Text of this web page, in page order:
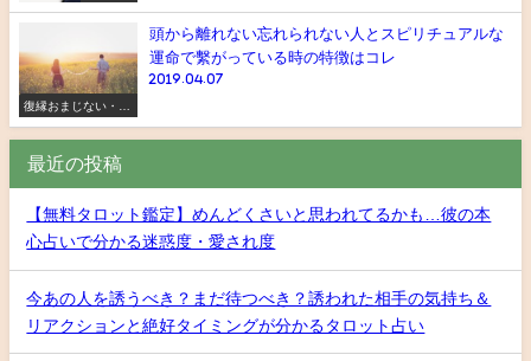
復縁おまじない・ス
ピリチュアル
頭から離れない忘れられない人とスピリチュアルな
運命で繫がっている時の特徴はコレ
2019.04.07
最近の投稿
【無料タロット鑑定】めんどくさいと思われてるかも…彼の本
心占いで分かる迷惑度・愛され度
今あの人を誘うべき？まだ待つべき？誘われた相手の気持ち＆
リアクションと絶好タイミングが分かるタロット占い